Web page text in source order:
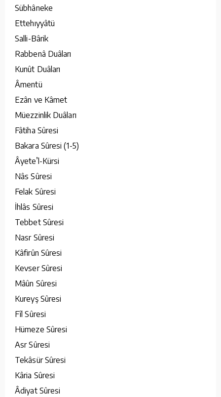
Sübhâneke
Ettehıyyâtü
Salli-Bârik
Rabbenâ Duâları
Kunût Duâları
Âmentü
Ezân ve Kâmet
Müezzinlik Duâları
Fâtiha Sûresi
Bakara Sûresi (1-5)
Âyete’l-Kürsi
Nâs Sûresi
Felak Sûresi
İhlâs Sûresi
Tebbet Sûresi
Nasr Sûresi
Kâfirûn Sûresi
Kevser Sûresi
Mâûn Sûresi
Kureyş Sûresi
Fîl Sûresi
Hümeze Sûresi
Asr Sûresi
Tekâsür Sûresi
Kâria Sûresi
Âdiyat Sûresi